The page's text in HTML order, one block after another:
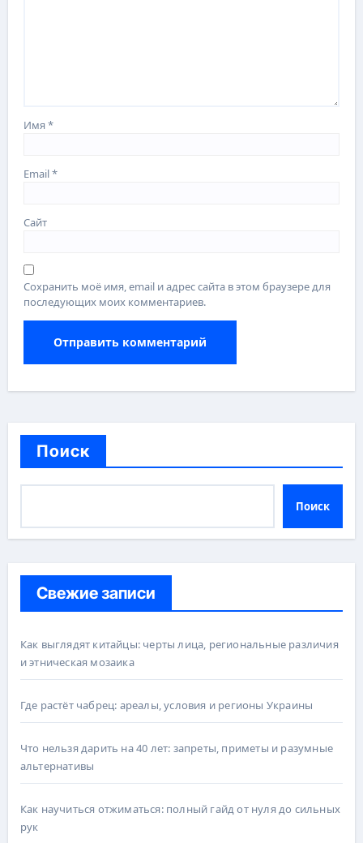
Имя*
Email*
Сайт
Сохранить моё имя, email и адрес сайта в этом браузере для
последующих моих комментариев.
Поиск
Поиск
Свежие записи
Как выглядят китайцы: черты лица, региональные различия
и этническая мозаика
Где растёт чабрец: ареалы, условия и регионы Украины
Что нельзя дарить на 40 лет: запреты, приметы и разумные
альтернативы
Как научиться отжиматься: полный гайд от нуля до сильных
рук